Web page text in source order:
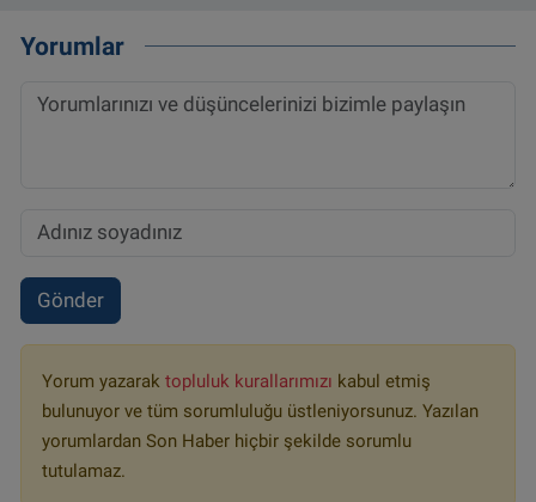
Yorumlar
Gönder
Yorum yazarak topluluk kurallarımızı kabul etmiş
bulunuyor ve tüm sorumluluğu üstleniyorsunuz. Yazılan
yorumlardan Son Haber hiçbir şekilde sorumlu
tutulamaz.